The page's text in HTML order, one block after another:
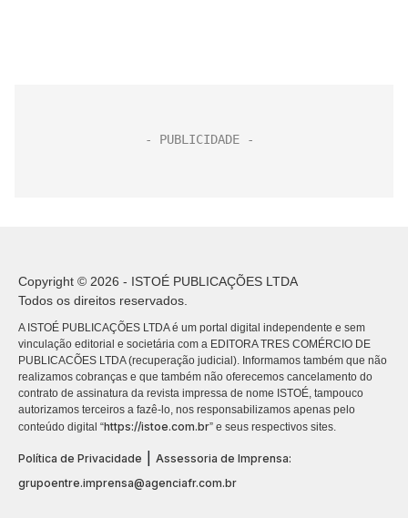
Copyright © 2026 - ISTOÉ PUBLICAÇÕES LTDA
Todos os direitos reservados.
A ISTOÉ PUBLICAÇÕES LTDA é um portal digital independente e sem
vinculação editorial e societária com a EDITORA TRES COMÉRCIO DE
PUBLICACÕES LTDA (recuperação judicial). Informamos também que não
realizamos cobranças e que também não oferecemos cancelamento do
contrato de assinatura da revista impressa de nome ISTOÉ, tampouco
autorizamos terceiros a fazê-lo, nos responsabilizamos apenas pelo
conteúdo digital “https://istoe.com.br” e seus respectivos sites.
Política de Privacidade
Assessoria de Imprensa:
grupoentre.imprensa@agenciafr.com.br